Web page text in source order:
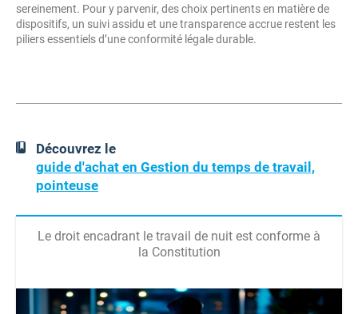
sereinement. Pour y parvenir, des choix pertinents en matière de
dispositifs, un suivi assidu et une transparence accrue restent les
piliers essentiels d’une conformité légale durable.
Découvrez le
guide d'achat en Gestion du temps de travail,
pointeuse
Le droit encadrant le travail de nuit est conforme à
la Constitution